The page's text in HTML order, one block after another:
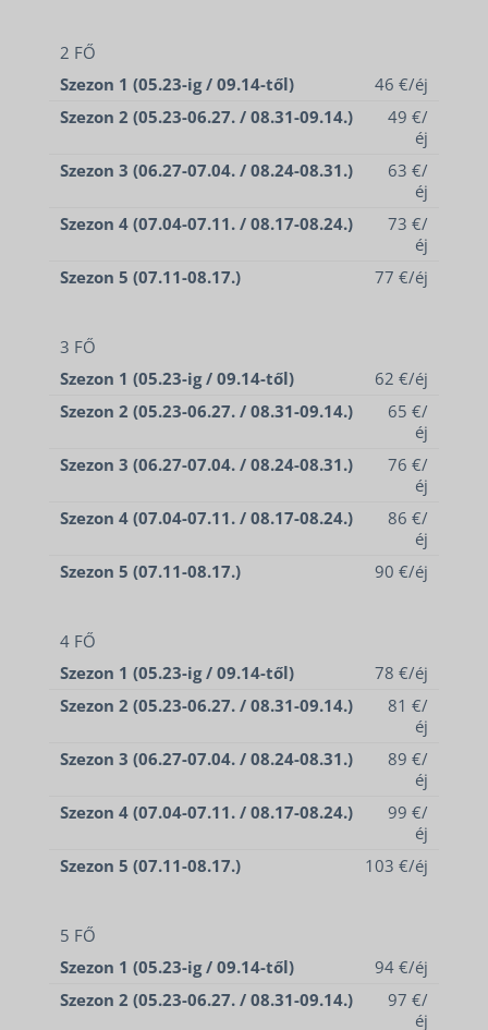
2 FŐ
Szezon 1 (05.23-ig / 09.14-től)
46 €/éj
Szezon 2 (05.23-06.27. / 08.31-09.14.)
49 €/
éj
Szezon 3 (06.27-07.04. / 08.24-08.31.)
63 €/
éj
Szezon 4 (07.04-07.11. / 08.17-08.24.)
73 €/
éj
Szezon 5 (07.11-08.17.)
77 €/éj
3 FŐ
Szezon 1 (05.23-ig / 09.14-től)
62 €/éj
Szezon 2 (05.23-06.27. / 08.31-09.14.)
65 €/
éj
Szezon 3 (06.27-07.04. / 08.24-08.31.)
76 €/
éj
Szezon 4 (07.04-07.11. / 08.17-08.24.)
86 €/
éj
Szezon 5 (07.11-08.17.)
90 €/éj
4 FŐ
Szezon 1 (05.23-ig / 09.14-től)
78 €/éj
Szezon 2 (05.23-06.27. / 08.31-09.14.)
81 €/
éj
Szezon 3 (06.27-07.04. / 08.24-08.31.)
89 €/
éj
Szezon 4 (07.04-07.11. / 08.17-08.24.)
99 €/
éj
Szezon 5 (07.11-08.17.)
103 €/éj
5 FŐ
Szezon 1 (05.23-ig / 09.14-től)
94 €/éj
Szezon 2 (05.23-06.27. / 08.31-09.14.)
97 €/
éj